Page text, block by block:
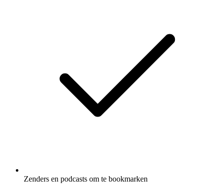
Zenders en podcasts om te bookmarken